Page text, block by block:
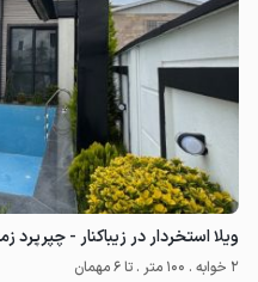
ویلا استخردار در زیباکنار - چپرپرد
2 خوابه . 100 متر . تا 6 مهمان